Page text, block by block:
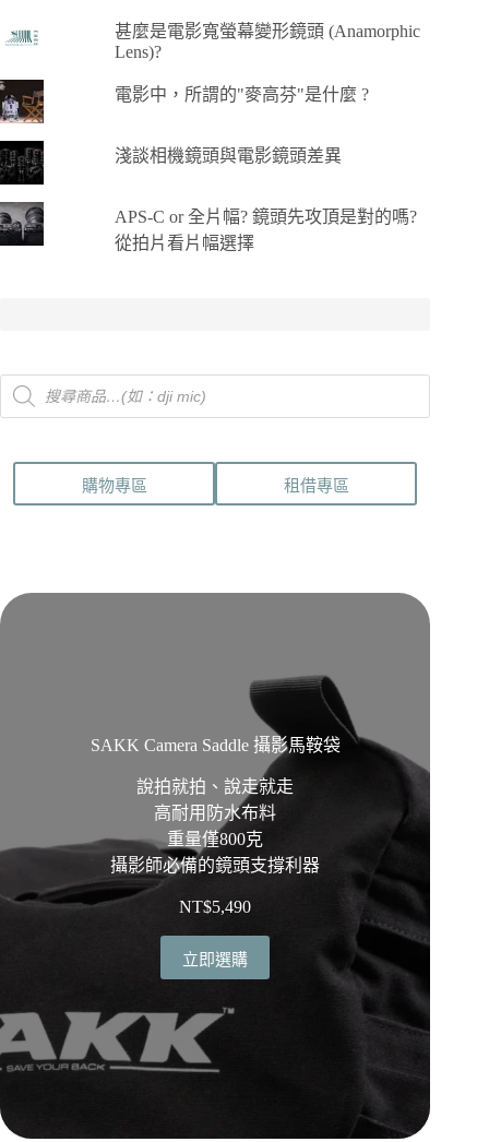
甚麼是電影寬螢幕變形鏡頭 (Anamorphic
Lens)?
電影中，所謂的"麥高芬"是什麼 ?
淺談相機鏡頭與電影鏡頭差異
APS-C or 全片幅? 鏡頭先攻頂是對的嗎?
從拍片看片幅選擇
Products
search
購物專區 租借專區
SAKK Camera Saddle 攝影馬鞍袋
說拍就拍、說走就走
高耐用防水布料
重量僅800克
攝影師必備的鏡頭支撐利器
NT$5,490
立即選購